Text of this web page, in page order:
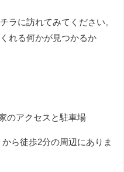
ラに訪れてみてください。
れる何かが見つかるか
のアクセスと駐車場
ら徒歩2分の周辺にありま